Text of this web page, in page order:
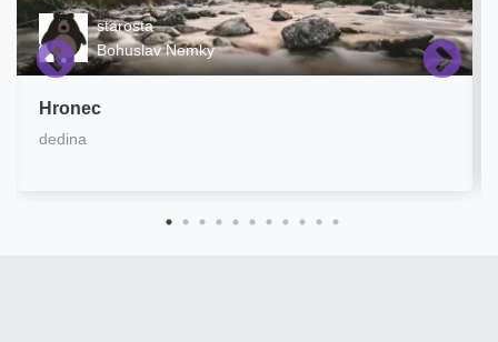
starosta
Bohuslav Nemky
Hronec
dedina